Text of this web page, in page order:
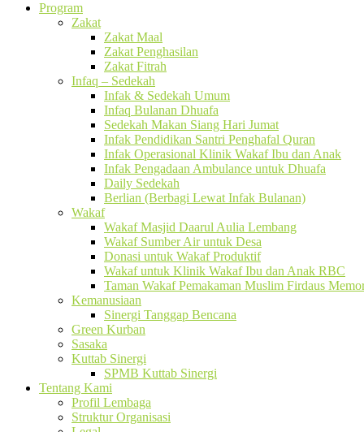
Program
Zakat
Zakat Maal
Zakat Penghasilan
Zakat Fitrah
Infaq – Sedekah
Infak & Sedekah Umum
Infaq Bulanan Dhuafa
Sedekah Makan Siang Hari Jumat
Infak Pendidikan Santri Penghafal Quran
Infak Operasional Klinik Wakaf Ibu dan Anak
Infak Pengadaan Ambulance untuk Dhuafa
Daily Sedekah
Berlian (Berbagi Lewat Infak Bulanan)
Wakaf
Wakaf Masjid Daarul Aulia Lembang
Wakaf Sumber Air untuk Desa
Donasi untuk Wakaf Produktif
Wakaf untuk Klinik Wakaf Ibu dan Anak RBC
Taman Wakaf Pemakaman Muslim Firdaus
Kemanusiaan
Sinergi Tanggap Bencana
Green Kurban
Sasaka
Kuttab Sinergi
SPMB Kuttab Sinergi
Tentang Kami
Profil Lembaga
Struktur Organisasi